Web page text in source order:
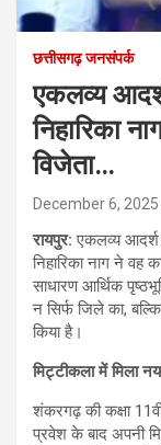
छत्तीसगढ़ जनसंपर्क
एकलव्य
निहारिका
विजेता…
December 6, 2025
रायपुर:एकलव्य आदर्श
निहारिका नाग ने वह
साधारण आर्थिक
न सिर्फ जिले का,
किया है।
मिट्टीकला में मिला
शंकरगढ़ की कक्षा
प्रवेश के बाद अपनी